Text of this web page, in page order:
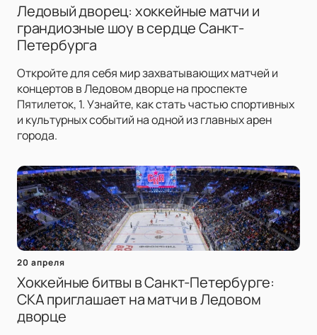
Ледовый дворец: хоккейные матчи и
грандиозные шоу в сердце Санкт-
Петербурга
Откройте для себя мир захватывающих матчей и
концертов в Ледовом дворце на проспекте
Пятилеток, 1. Узнайте, как стать частью спортивных
и культурных событий на одной из главных арен
города.
20 апреля
Хоккейные битвы в Санкт-Петербурге:
СКА приглашает на матчи в Ледовом
дворце